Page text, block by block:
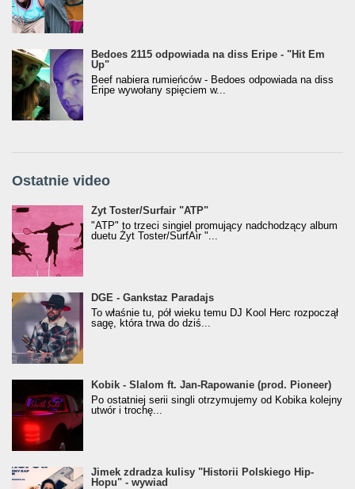
Bedoes 2115 odpowiada na diss Eripe - "Hit Em
Up"
Beef nabiera rumieńców - Bedoes odpowiada na diss
Eripe wywołany spięciem w...
Ostatnie video
Żyt Toster/SurfAir - ATP VIDEO
Żyt Toster/Surfair "ATP"
"ATP" to trzeci singiel promujący nadchodzący album
duetu Żyt Toster/SurfAir "...
donGURALesko z nagrodą za
Klasyczny/Trueschoolowy Album Roku
(Popkillery 2023)
DGE - Gankstaz Paradajs
To właśnie tu, pół wieku temu DJ Kool Herc rozpoczął
sagę, która trwa do dziś...
Kobik - Slalom ft. Jan-Rapowanie (prod. Pioneer)
[Official Music Visualiser]
Kobik - Slalom ft. Jan-Rapowanie (prod. Pioneer)
Po ostatniej serii singli otrzymujemy od Kobika kolejny
utwór i trochę...
Jimek zdradza kulisy "Historii Polskiego Hip-
Hopu" - wywiad
Jimek zdradza kulisy "Historii Polskiego Hip-
Hopu" - wywiad